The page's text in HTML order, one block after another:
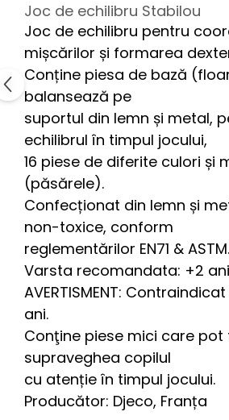
Joc de echilibru Stabilou
Joc de echilibru pentru
mișcărilor și formarea
Conține piesa de bază
balansează pe
suportul din lemn și metal,
echilibrul în timpul jocului,
16 piese de diferite culori și
(păsărele).
Confecționat din lemn și
non-toxice, conform
reglementărilor EN71 & ASTM.
Varsta recomandata: +2
AVERTISMENT:
ani.
Conţine piese mici care pot
supraveghea copilul
cu atenție în timpul jocului.
Producător: Djeco, Franța